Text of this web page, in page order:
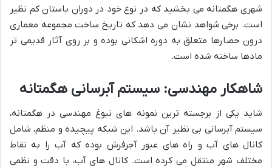
شهری هگمتانه می بخشید که در نوع خود در دوران باستان کم نظیر
است. برخی شواهد نشان می دهد که تاریخ ساخت مجموعه معماری
درون حصارها متعلق به دوره اشکانی بوده و بر روی آثار قدیمی تر
مادها ساخته شده است.
شاهکار مهندسی: سیستم آبرسانی هگمتانه
شاید یکی از برجسته ترین نمونه های نبوغ مهندسی در هگمتانه،
سیستم آبرسانی بی نظیر آن باشد. این شبکه پیچیده و منظم، شامل
کانال های آب و راه های عبور آجرفرش بوده که آب را به نقاط
مختلف شهر منتقل می کرده است. کانال های آب، با دقت و نظمی